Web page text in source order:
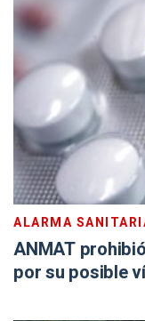
ALARMA
ANMAT
por su posible